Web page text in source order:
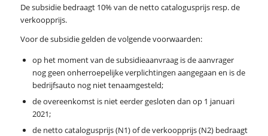
De subsidie bedraagt 10% van de netto catalogusprijs resp. de
verkoopprijs.
Voor de subsidie gelden de volgende voorwaarden:
op het moment van de subsidieaanvraag is de aanvrager
nog geen onherroepelijke verplichtingen aangegaan en is de
bedrijfsauto nog niet tenaamgesteld;
de overeenkomst is niet eerder gesloten dan op 1 januari
2021;
de netto catalogusprijs (N1) of de verkoopprijs (N2) bedraagt